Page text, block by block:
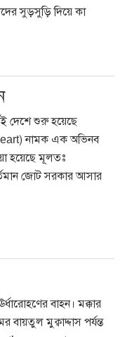
সুড়সুড়ি দিয়ে কা
দেশে শুরু হয়েছে
নামক এক অভিনব
হয়েছে মূলতঃ
জোট সরকার আসার
বাহন। মক্কার
বায়তুল মুক্বাদ্দাস পর্যন্ত